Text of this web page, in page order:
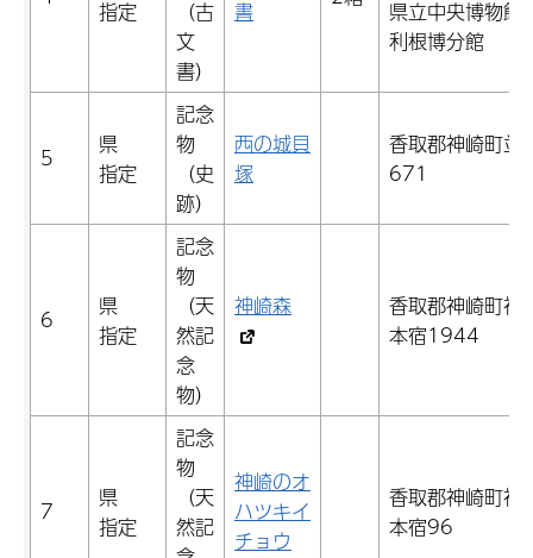
指定
（古
文
書）
書
県立中央博物館
利根博分館
5
県
指定
記念
物
（史
跡）
西の城貝
塚
香取郡神崎町並
671
6
県
指定
記念
物
（天
然記
念
物）
神崎森
香取郡神崎町神
本宿1944
7
県
指定
記念
物
（天
然記
神崎のオ
ハツキイ
チョウ
香取郡神崎町神
本宿96